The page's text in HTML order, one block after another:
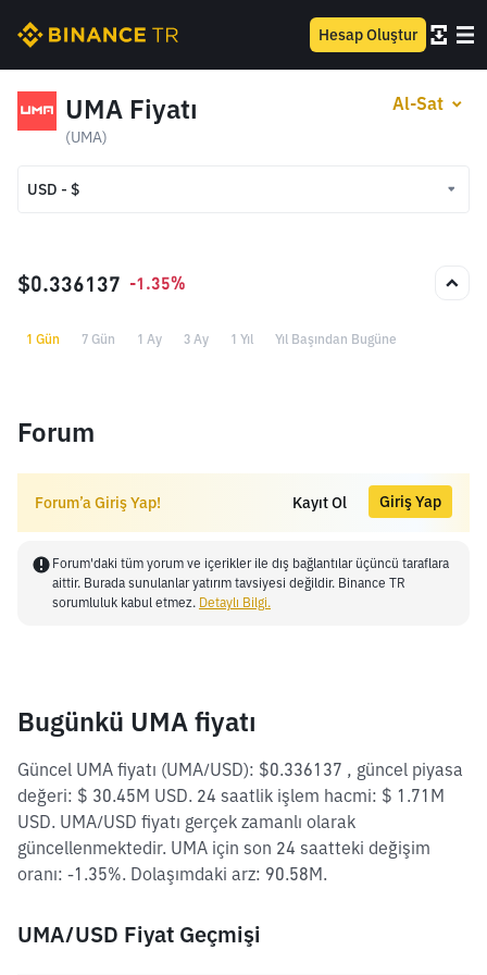
Hesap Oluştur
UMA Fiyatı
(UMA)
Al-Sat
USD - $
TRY - ₺
$0.336137 -1.35%
1 Gün 7 Gün 1 Ay 3 Ay 1 Yıl Yıl Başından Bugüne
Forum
Forum’a Giriş Yap! Kayıt Ol Giriş Yap
Forum'daki tüm yorum ve içerikler ile dış bağlantılar üçüncü taraflara
aittir. Burada sunulanlar yatırım tavsiyesi değildir. Binance TR
sorumluluk kabul etmez. Detaylı Bilgi.
Bugünkü UMA fiyatı
Güncel UMA fiyatı (UMA/USD): $0.336137 , güncel piyasa
değeri: $ 30.45M USD. 24 saatlik işlem hacmi: $ 1.71M
USD. UMA/USD fiyatı gerçek zamanlı olarak
güncellenmektedir. UMA için son 24 saatteki değişim
oranı: -1.35%. Dolaşımdaki arz: 90.58M.
UMA/USD Fiyat Geçmişi